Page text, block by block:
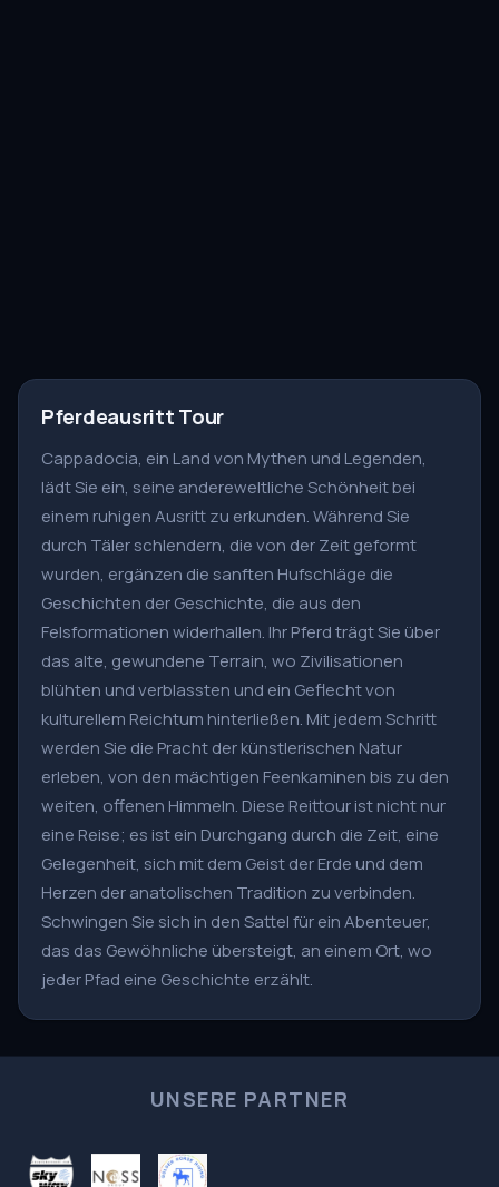
Pferdeausritt Tour
Cappadocia, ein Land von Mythen und Legenden,
lädt Sie ein, seine andereweltliche Schönheit bei
einem ruhigen Ausritt zu erkunden. Während Sie
durch Täler schlendern, die von der Zeit geformt
wurden, ergänzen die sanften Hufschläge die
Geschichten der Geschichte, die aus den
Felsformationen widerhallen. Ihr Pferd trägt Sie über
das alte, gewundene Terrain, wo Zivilisationen
blühten und verblassten und ein Geflecht von
kulturellem Reichtum hinterließen. Mit jedem Schritt
werden Sie die Pracht der künstlerischen Natur
erleben, von den mächtigen Feenkaminen bis zu den
weiten, offenen Himmeln. Diese Reittour ist nicht nur
eine Reise; es ist ein Durchgang durch die Zeit, eine
Gelegenheit, sich mit dem Geist der Erde und dem
Herzen der anatolischen Tradition zu verbinden.
Schwingen Sie sich in den Sattel für ein Abenteuer,
das das Gewöhnliche übersteigt, an einem Ort, wo
jeder Pfad eine Geschichte erzählt.
UNSERE PARTNER